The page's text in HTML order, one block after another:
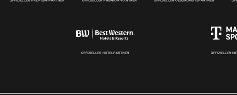
OFFIZIELLER HOTELPARTNER OFFIZIELLER